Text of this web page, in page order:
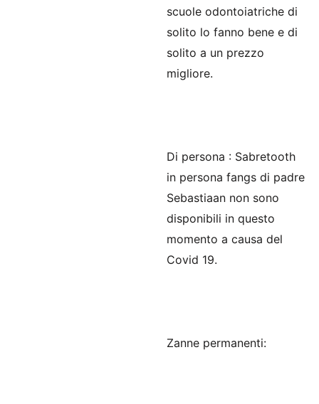
scuole odontoiatriche di
solito lo fanno bene e di
solito a un prezzo
migliore.
Di persona : Sabretooth
in persona fangs di padre
Sebastiaan non sono
disponibili in questo
momento a causa del
Covid 19.
Zanne permanenti: